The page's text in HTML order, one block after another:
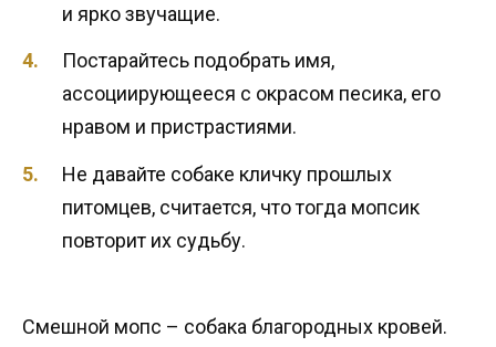
и ярко звучащие.
Постарайтесь подобрать имя,
ассоциирующееся с окрасом песика, его
нравом и пристрастиями.
Не давайте собаке кличку прошлых
питомцев, считается, что тогда мопсик
повторит их судьбу.
Смешной мопс – собака благородных кровей.